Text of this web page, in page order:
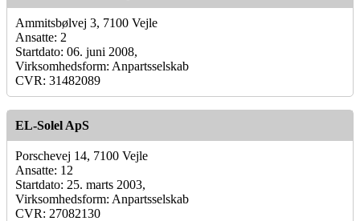
Ammitsbølvej 3, 7100 Vejle
Ansatte: 2
Startdato: 06. juni 2008,
Virksomhedsform: Anpartsselskab
CVR: 31482089
EL-Solel ApS
Porschevej 14, 7100 Vejle
Ansatte: 12
Startdato: 25. marts 2003,
Virksomhedsform: Anpartsselskab
CVR: 27082130